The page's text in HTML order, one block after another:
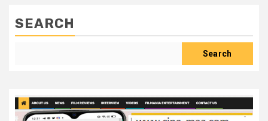
SEARCH
Search